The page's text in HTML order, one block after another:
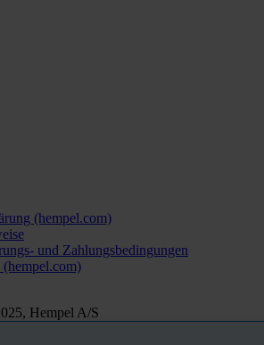
(hempel.com)
und Zahlungsbedingungen
Hempel A/S